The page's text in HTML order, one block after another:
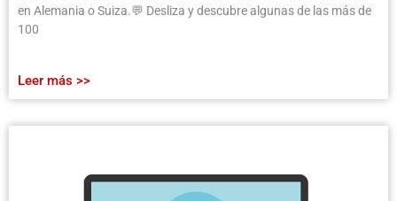
en Alemania o Suiza.💬 Desliza y descubre algunas de las más de
100
Leer más >>